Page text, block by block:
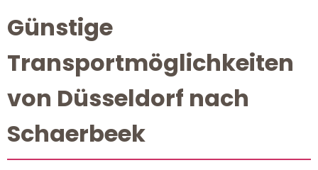
Günstige
Transportmöglichkeiten
von Düsseldorf nach
Schaerbeek